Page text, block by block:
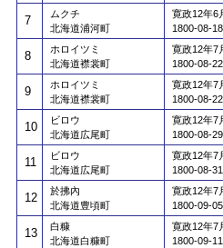
7
ムクチ
北海道浦河町
寛政12年6
1800-08-18
8
ホロイツミ
北海道襟裳町
寛政12年7
1800-08-22
9
ホロイツミ
北海道襟裳町
寛政12年7
1800-08-22
10
ビロウ
北海道広尾町
寛政12年7
1800-08-29
11
ビロウ
北海道広尾町
寛政12年7
1800-08-31
12
於拂內
北海道豊頃町
寛政12年7
1800-09-05
13
白糠
北海道白糠町
寛政12年7
1800-09-11